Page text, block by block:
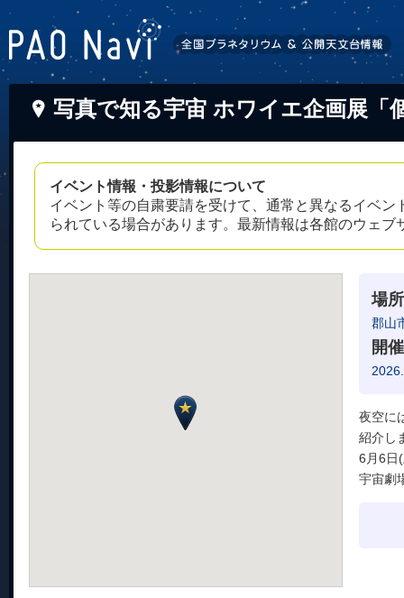
写真で知る宇宙 ホワイエ企画展「
イベント情報・投影情報について
イベント等の自粛要請を受けて、通常と異なるイベ
られている場合があります。最新情報は各館のウェ
場所
郡山
開
夜空に
紹介し
6月6日
宇宙劇